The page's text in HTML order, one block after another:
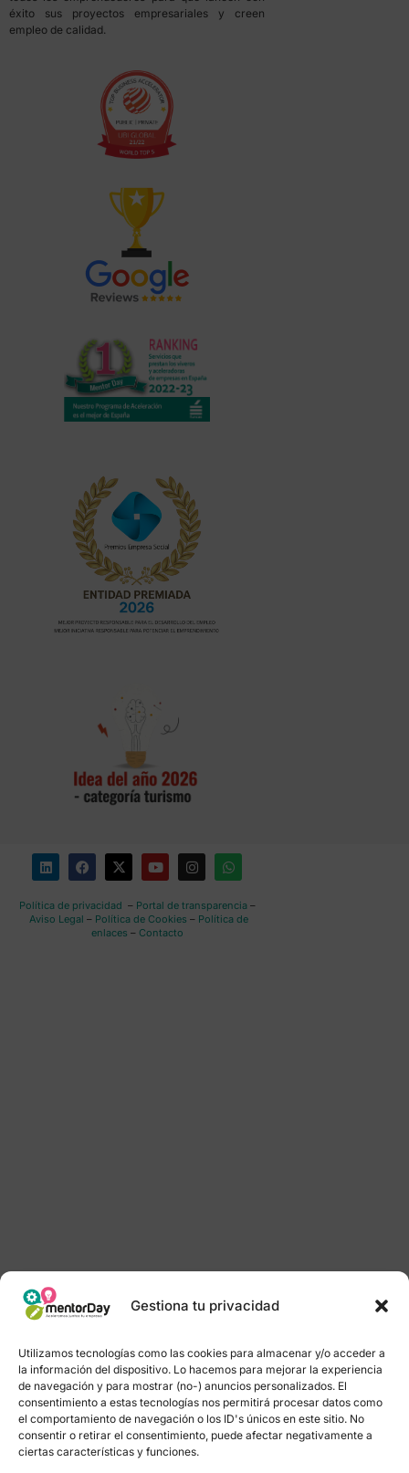
Gestiona tu privacidad
Utilizamos tecnologías como las cookies para almacenar y/o acceder a
la información del dispositivo. Lo hacemos para mejorar la experiencia
de navegación y para mostrar (no-) anuncios personalizados. El
consentimiento a estas tecnologías nos permitirá procesar datos como
el comportamiento de navegación o los ID's únicos en este sitio. No
consentir o retirar el consentimiento, puede afectar negativamente a
ciertas características y funciones.
éxito sus proyectos empresariales y creen
empleo de calidad.
Política de privacidad – Portal de transparencia–
Aviso Legal – Política de Cookies – Política de
enlaces – Contacto